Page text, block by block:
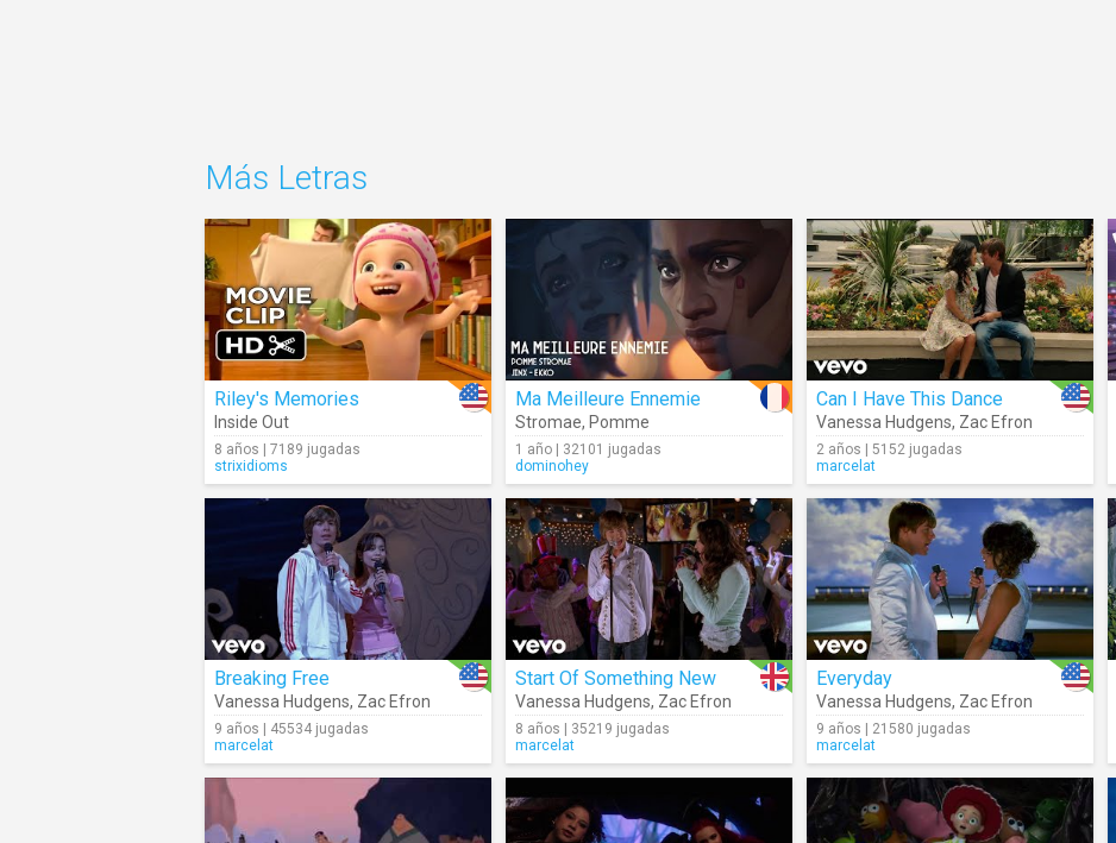
Más Letras
Riley's Memories
Inside Out
8 años | 7189 jugadas
strixidioms
Ma Meilleure Ennemie
Stromae, Pomme
1 año | 32101 jugadas
dominohey
Can I Have This Dance
Vanessa Hudgens, Zac Efron
2 años | 5152 jugadas
marcelat
Breaking Free
Vanessa Hudgens, Zac Efron
9 años | 45534 jugadas
marcelat
Start Of Something New
Vanessa Hudgens, Zac Efron
8 años | 35219 jugadas
marcelat
Everyday
Vanessa Hudgens, Zac Efron
9 años | 21580 jugadas
marcelat